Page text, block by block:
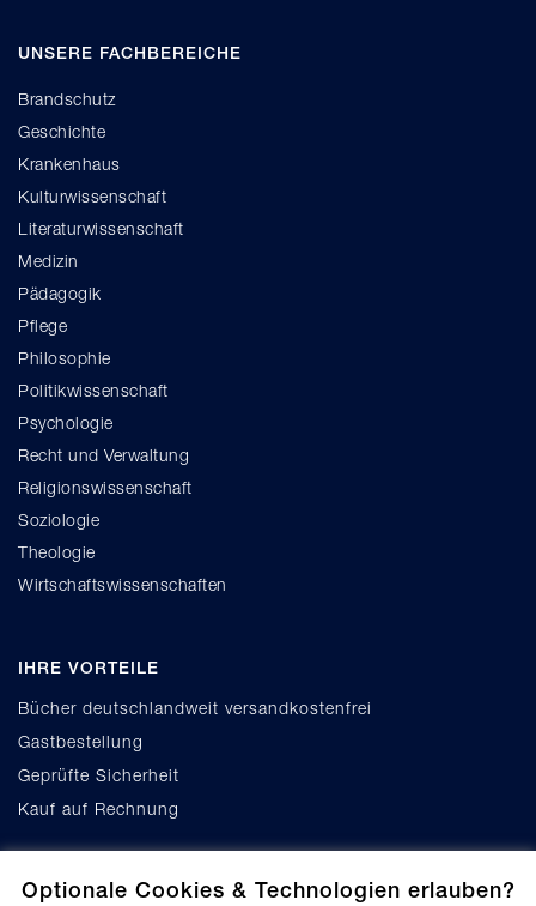
Optionale Cookies & Technologien erlauben?
UNSERE FACHBEREICHE
Brandschutz
Geschichte
Krankenhaus
Kulturwissenschaft
Literaturwissenschaft
Medizin
Pädagogik
Pflege
Philosophie
Politikwissenschaft
Psychologie
Recht und Verwaltung
Religionswissenschaft
Soziologie
Theologie
Wirtschaftswissenschaften
IHRE VORTEILE
Bücher deutschlandweit versandkostenfrei
Gastbestellung
Geprüfte Sicherheit
Kauf auf Rechnung